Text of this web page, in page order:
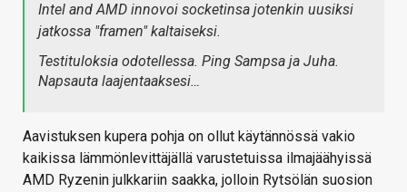
Intel and AMD innovoi socketinsa jotenkin uusiksi
jatkossa "framen" kaltaiseksi.
Testituloksia odotellessa. Ping Sampsa ja Juha.
Napsauta laajentaaksesi…
Aavistuksen kupera pohja on ollut käytännössä vakio
kaikissa lämmönlevittäjällä varustetuissa ilmajäähyissä
AMD Ryzenin julkkariin saakka, jolloin Rytsölän suosion